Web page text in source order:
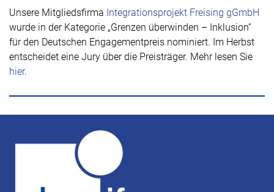
Unsere Mitgliedsfirma Integrationsprojekt Freising gGmbH
wurde in der Kategorie „Grenzen überwinden – Inklusion“
für den Deutschen Engagementpreis nominiert. Im Herbst
entscheidet eine Jury über die Preisträger. Mehr lesen Sie
hier.